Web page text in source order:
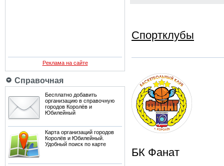
Реклама на сайте
Справочная
Бесплатно добавить
организацию в справочную
городов Королёв и
Юбилейный
Карта организаций городов
Королёв и Юбилейный.
Удобный поиск по карте
Спортклубы
БК Фанат